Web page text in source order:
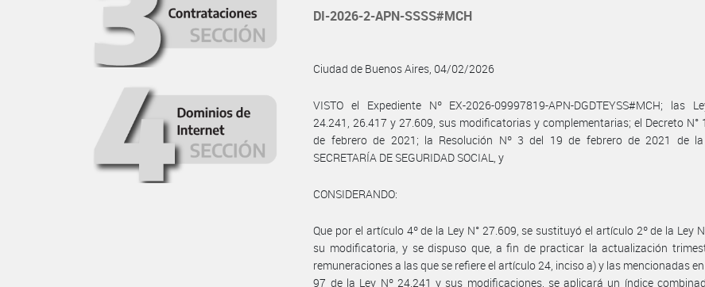
DI-2026-2-APN-SSSS#MCH
Ciudad de Buenos Aires, 04/02/2026
VISTO el Expediente Nº EX-2026-09997819-APN-DGDTEYSS#MCH; las
24.241, 26.417 y 27.609, sus modificatorias y complementarias; el Decreto N°
de febrero de 2021; la Resolución Nº 3 del 19 de febrero de 2021 de la
SECRETARÍA DE SEGURIDAD SOCIAL, y
CONSIDERANDO:
Que por el artículo 4º de la Ley N° 27.609, se sustituyó el artículo 2º de la Ley
su modificatoria, y se dispuso que, a fin de practicar la actualización
remuneraciones a las que se refiere el artículo 24, inciso a) y las mencionadas
97 de la Ley Nº 24.241 y sus modificaciones, se aplicará un índice